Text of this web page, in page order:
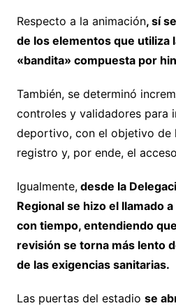
Respecto a la animación, sí
de los elementos que utiliza
«bandita» compuesta por
También, se determinó
controles y validadores para
deportivo, con el objetivo de
registro y, por ende, el
Igualmente,desde la
Regional se hizo el llamado
con tiempo, entendiendo
revisión se torna más lento
de las exigencias sanitarias.
Las puertas del estadio se